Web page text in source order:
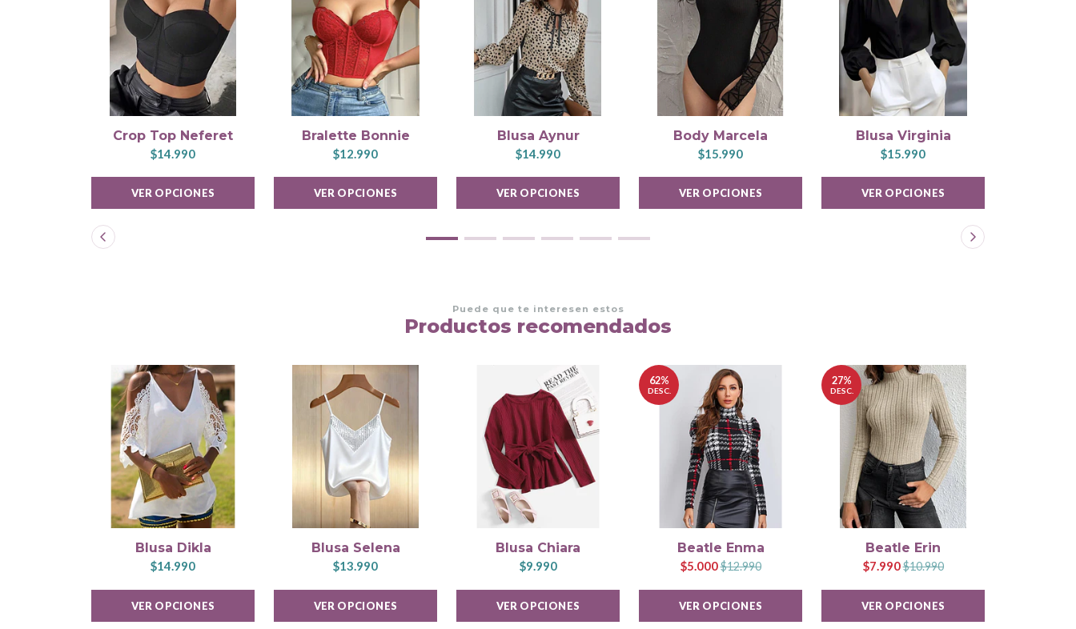
Crop Top Neferet
$14.990
VER OPCIONES
Bralette Bonnie
$12.990
VER OPCIONES
Blusa Aynur
$14.990
VER OPCIONES
Body Marcela
$15.990
VER OPCIONES
Blusa Virginia
$15.990
VER OPCIONES
Puede que te interesen estos
Productos recomendados
Blusa Dikla
$14.990
VER OPCIONES
Blusa Selena
$13.990
VER OPCIONES
Blusa Chiara
$9.990
VER OPCIONES
62%
DESC.
Beatle Enma
$5.000$12.990
VER OPCIONES
27%
DESC.
Beatle Erin
$7.990$10.990
VER OPCIONES